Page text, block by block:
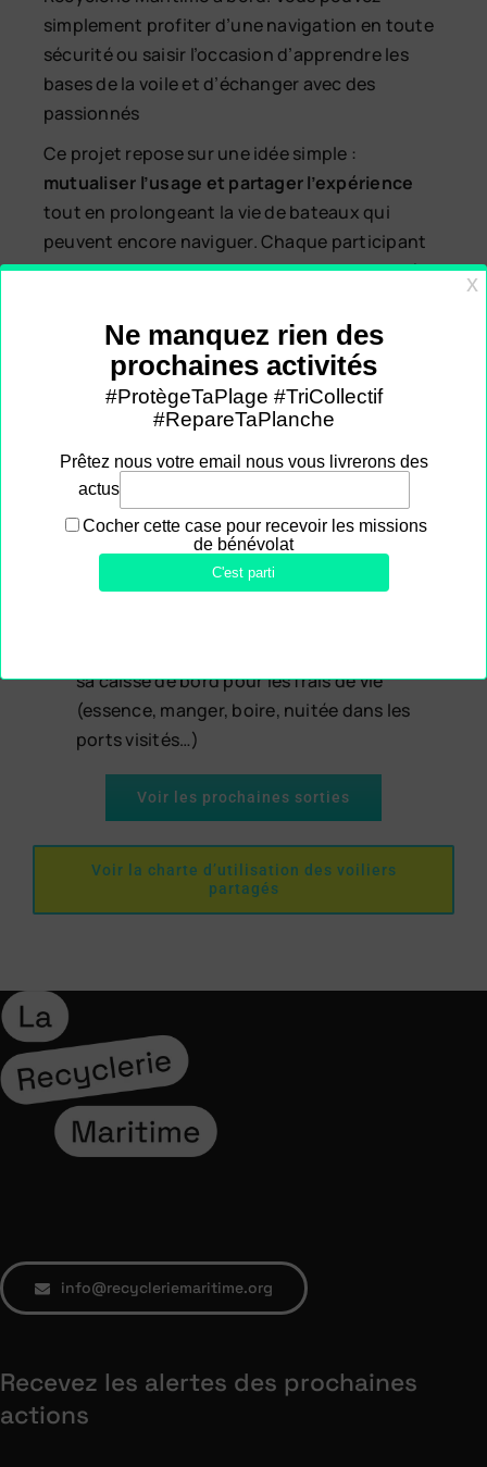
simplement profiter d’une navigation en toute
sécurité ou saisir l’occasion d’apprendre les
bases de la voile et d’échanger avec des
passionnés
Ce projet repose sur une idée simple :
mutualiser l’usage et partager l’expérience
tout en prolongeant la vie de bateaux qui
peuvent encore naviguer. Chaque participant
pourra rejoindre des navigations programmées,
sorties au large, dans un cadre associatif.
Conditions :
Cotisation et assurance : pour monter à
HelloAsso (cliquez ici)
Entretien du bateau : une contribution de
25€ / jour de navigation / personne pour
couvrir les frais généraux du bateau (place
de port de 2500 € par an, entretien annuel,
sa caisse de bord pour les frais de vie
(essence, manger, boire, nuitée dans les
ports visités…)
Voir les prochaines sorties
Voir la charte d’utilisation des voiliers
partagés
info@recycleriemaritime.org
Recevez les alertes des prochaines
actions